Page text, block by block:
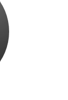
brokers en la
intención de
implicación
nuevo broker
todo el
involucrados.